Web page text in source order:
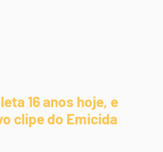
16 anos hoje, e
clipe do Emicida